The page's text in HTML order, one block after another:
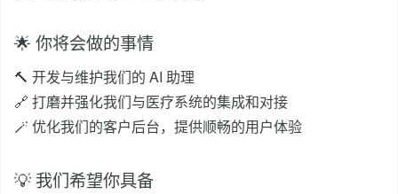
🌟 你将会做的事情
🔨 开发与维护我们的 AI 助理
🔗 打磨并强化我们与医疗系统的集成和对接
🪄 优化我们的客户后台，提供顺畅的用户体验
💡 我们希望你具备